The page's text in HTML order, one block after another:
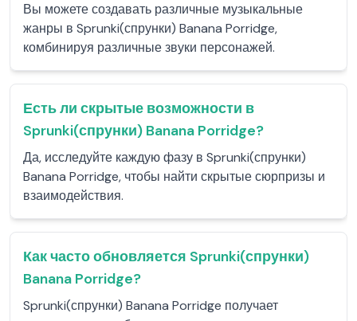
Вы можете создавать различные музыкальные
жанры в Sprunki(спрунки) Banana Porridge,
комбинируя различные звуки персонажей.
Есть ли скрытые возможности в
Sprunki(спрунки) Banana Porridge?
Да, исследуйте каждую фазу в Sprunki(спрунки)
Banana Porridge, чтобы найти скрытые сюрпризы и
взаимодействия.
Как часто обновляется Sprunki(спрунки)
Banana Porridge?
Sprunki(спрунки) Banana Porridge получает